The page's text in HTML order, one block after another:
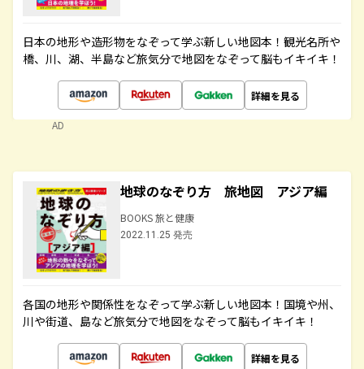
日本の地形や造形物をなぞって学ぶ新しい地図本！観光名所や
橋、川、湖、半島など旅気分で地図をなぞって脳もイキイキ！
詳細を見る
AD
地球のなぞり方 旅地図 アジア編
BOOKS 旅と健康
2022.11.25 発売
各国の地形や関係性をなぞって学ぶ新しい地図本！国境や州、
川や街道、島など旅気分で地図をなぞって脳もイキイキ！
詳細を見る